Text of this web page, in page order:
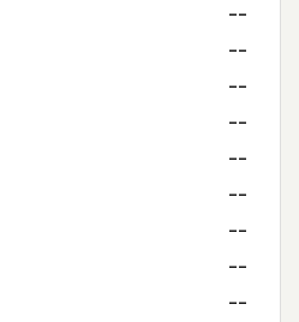
--
--
--
--
--
--
--
--
--